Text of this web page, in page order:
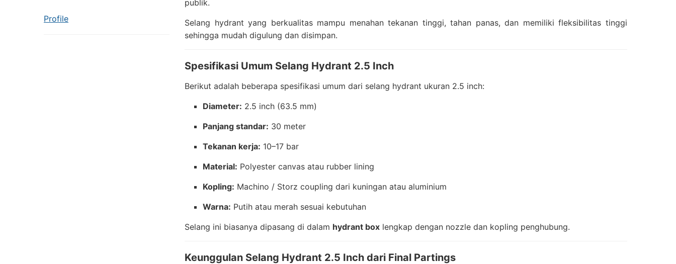
Profile
publik.
Selang hydrant yang berkualitas mampu menahan tekanan tinggi, tahan panas, dan memiliki fleksibilitas tinggi
sehingga mudah digulung dan disimpan.
Spesifikasi Umum Selang Hydrant 2.5 Inch
Berikut adalah beberapa spesifikasi umum dari selang hydrant ukuran 2.5 inch:
Diameter: 2.5 inch (63.5 mm)
Panjang standar: 30 meter
Tekanan kerja: 10–17 bar
Material: Polyester canvas atau rubber lining
Kopling: Machino / Storz coupling dari kuningan atau aluminium
Warna: Putih atau merah sesuai kebutuhan
Selang ini biasanya dipasang di dalam hydrant box lengkap dengan nozzle dan kopling penghubung.
Keunggulan Selang Hydrant 2.5 Inch dari Final Partings